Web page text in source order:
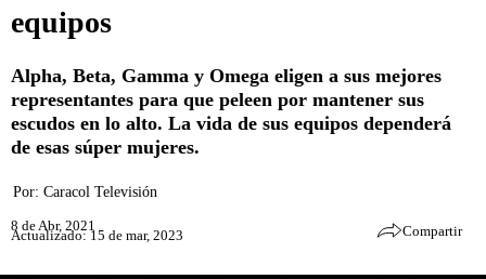
equipos
Alpha, Beta, Gamma y Omega eligen a sus mejores
representantes para que peleen por mantener sus
escudos en lo alto. La vida de sus equipos dependerá
de esas súper mujeres.
Por: Caracol Televisión
8 de Abr, 2021
Actualizado: 15 de mar, 2023 Compartir